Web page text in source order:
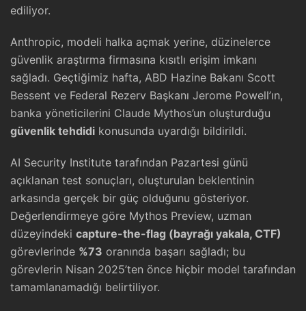
ediliyor.
Anthropic, modeli halka açmak yerine, düzinelerce
güvenlik araştırma firmasına kısıtlı erişim imkanı
sağladı. Geçtiğimiz hafta, ABD Hazine Bakanı Scott
Bessent ve Federal Rezerv Başkanı Jerome Powell’ın,
banka yöneticilerini Claude Mythos’un oluşturduğu
güvenlik tehdidi konusunda uyardığı bildirildi.
AI Security Institute tarafından Pazartesi günü
açıklanan test sonuçları, oluşturulan beklentinin
arkasında gerçek bir güç olduğunu gösteriyor.
Değerlendirmeye göre Mythos Preview, uzman
düzeyindeki capture-the-flag (bayrağı yakala, CTF)
görevlerinde %73 oranında başarı sağladı; bu
görevlerin Nisan 2025’ten önce hiçbir model tarafından
tamamlanamadığı belirtiliyor.